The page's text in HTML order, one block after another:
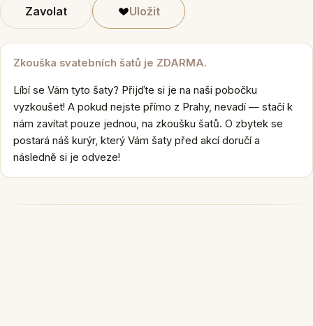
Zavolat Uložit
Zkouška svatebních šatů je ZDARMA.
Líbí se Vám tyto šaty? Přijďte si je na naši pobočku
vyzkoušet! A pokud nejste přímo z Prahy, nevadí — stačí k
nám zavítat pouze jednou, na zkoušku šatů. O zbytek se
postará náš kurýr, který Vám šaty před akcí doručí a
následně si je odveze!